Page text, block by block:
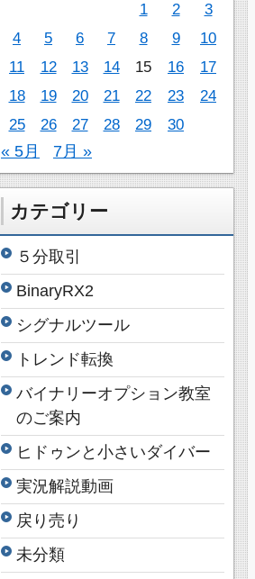
1
2
3
4
5 6 7 8 9
10
11
12 13 14 15 16
17
18
19 20 21 22 23
24
25
26 27 28 29 30
« 5月 7月 »
カテゴリー
５分取引
BinaryRX2
シグナルツール
トレンド転換
バイナリーオプション教室
のご案内
ヒドゥンと小さいダイバー
実況解説動画
戻り売り
未分類